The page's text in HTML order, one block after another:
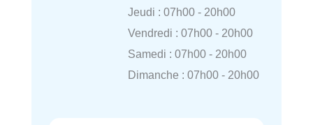
Jeudi : 07h00 - 20h00
Vendredi : 07h00 - 20h00
Samedi : 07h00 - 20h00
Dimanche : 07h00 - 20h00